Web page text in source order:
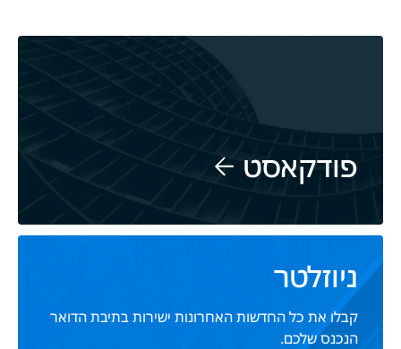
פודקאסט
ניוזלטר
קבלו את כל החדשות האחרונות ישירות בתיבת הדואר
הנכנס שלכם.